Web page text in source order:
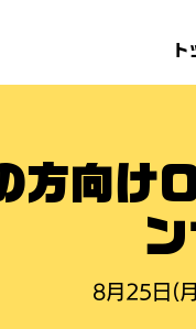
ト
方向
8月25日(